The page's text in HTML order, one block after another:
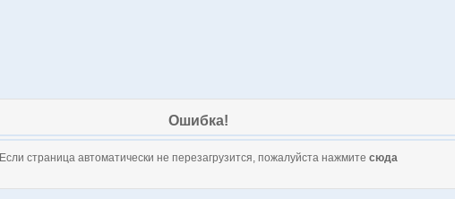
Ошибка!
Если страница автоматически не перезагрузится, пожалуйста нажмитесюда